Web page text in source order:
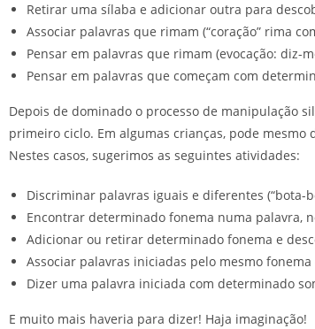
Retirar uma sílaba e adicionar outra para
Associar palavras que rimam (“coração” rima
Pensar em palavras que rimam (evocação: diz-
Pensar em palavras que começam com
Depois de dominado o processo de manipulação
primeiro ciclo. Em algumas crianças, pode
Nestes casos, sugerimos as seguintes atividades:
Discriminar palavras iguais e diferentes (“bota-
Encontrar determinado fonema numa palavra,
Adicionar ou retirar determinado fonema e
Associar palavras iniciadas pelo mesmo fonema
Dizer uma palavra iniciada com determinado
E muito mais haveria para dizer! Haja imaginação!